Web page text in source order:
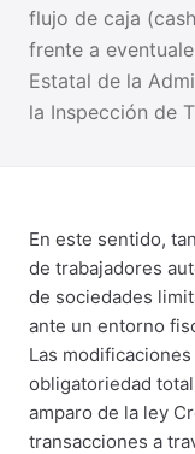
flujo de caja
frente a
Estatal de la
la Inspección de
En este sentido,
de trabajadores
de sociedades
ante un entorno
Las
obligatoriedad
amparo de la ley
transacciones a